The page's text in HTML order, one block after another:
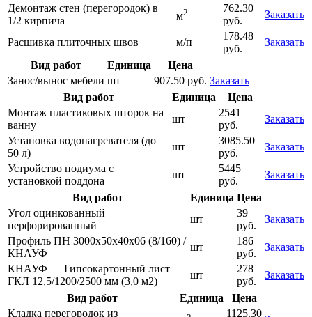
Демонтаж стен (перегородок) в
1/2 кирпича
м2
762.30
руб.
Заказать
Расшивка плиточных швов м/п
178.48
руб.
Заказать
Вид работ
Единица
Цена
Занос/вынос мебели шт 907.50 руб. Заказать
Вид работ
Единица
Цена
Монтаж пластиковых шторок на
ванну
шт
2541
руб.
Заказать
Установка водонагревателя (до
50 л)
шт
3085.50
руб.
Заказать
Устройство подиума с
установкой поддона
шт
5445
руб.
Заказать
Вид работ
Единица Цена
Угол оцинкованный
перфорированный
шт
39
руб.
Заказать
Профиль ПН 3000х50х40х06 (8/160) /
КНАУФ
шт
186
руб.
Заказать
КНАУФ — Гипсокартонный лист
ГКЛ 12,5/1200/2500 мм (3,0 м2)
шт
278
руб.
Заказать
Вид работ
Единица
Цена
Кладка перегородок из
1125.30